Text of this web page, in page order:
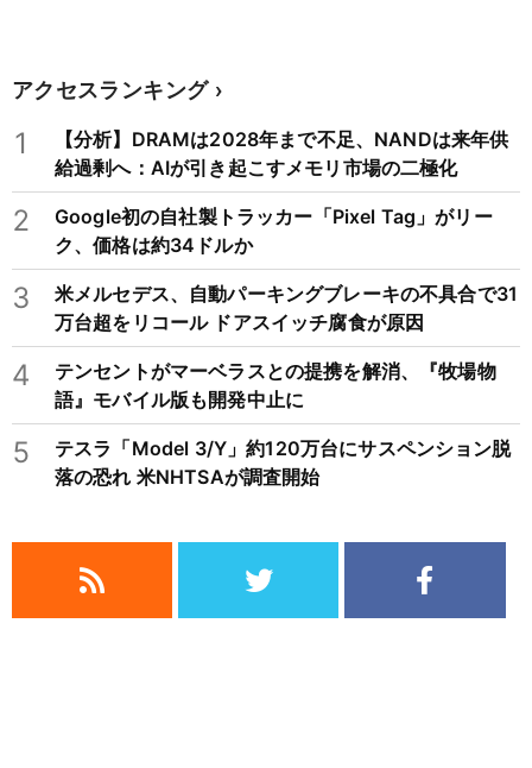
アクセスランキング
1
【分析】DRAMは2028年まで不足、NANDは来年供
給過剰へ：AIが引き起こすメモリ市場の二極化
2
Google初の自社製トラッカー「Pixel Tag」がリー
ク、価格は約34ドルか
3
米メルセデス、自動パーキングブレーキの不具合で31
万台超をリコール ドアスイッチ腐食が原因
4
テンセントがマーベラスとの提携を解消、『牧場物
語』モバイル版も開発中止に
5
テスラ「Model 3/Y」約120万台にサスペンション脱
落の恐れ 米NHTSAが調査開始